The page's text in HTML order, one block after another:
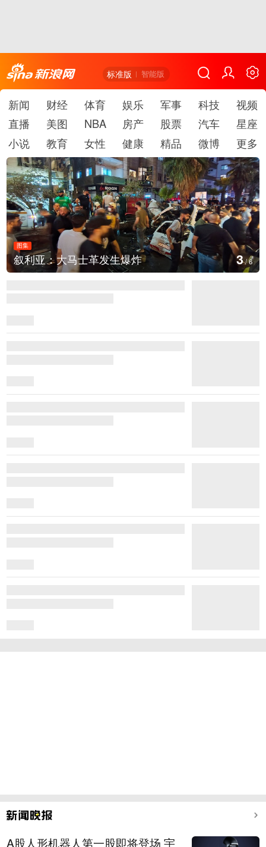
标准版 智能版
新闻 财经 体育 娱乐 军事 科技
视频
直播
美图 NBA 房产 股票 汽车
星座
小说
教育 女性 健康 精品 微博 更多
图集
叙利亚：大马士革发生爆炸 3/6
A股人形机器人第一股即将登场 宇